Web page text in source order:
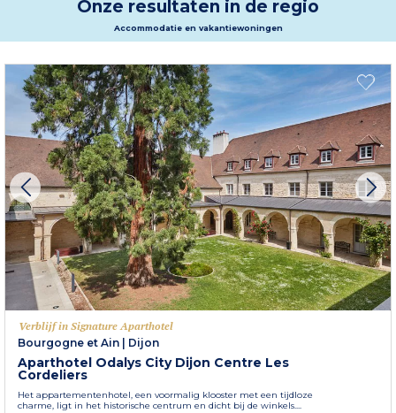
Onze resultaten in de regio
Accommodatie en vakantiewoningen
Verblijf in Signature Aparthotel
Bourgogne et Ain
Dijon
Aparthotel Odalys City Dijon Centre Les
Cordeliers
Het appartementenhotel, een voormalig klooster met een tijdloze
charme, ligt in het historische centrum en dicht bij de winkels....